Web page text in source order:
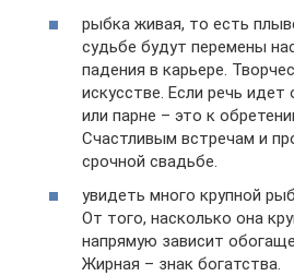
рыбка живая, то есть
судьбе будут перемены
падения в карьере.
искусстве. Если речь
или парне – это к
Счастливым встречам и
срочной свадьбе.
увидеть много крупной
От того, насколько она
напрямую зависит
Жирная – знак богатства.